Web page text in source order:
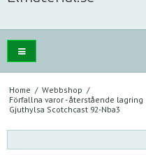
Home / Webbshop /
Förfallna varor - återstående lagring
Gjuthylsa Scotchcast 92-Nba3